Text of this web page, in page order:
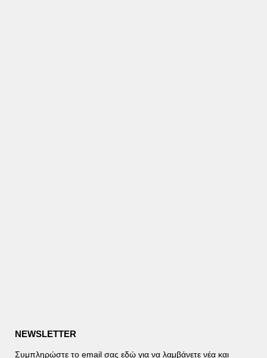
NEWSLETTER
Συμπληρώστε το email σας εδώ για να λαμβάνετε νέα και